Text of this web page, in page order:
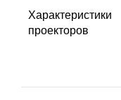
Характеристики
проекторов